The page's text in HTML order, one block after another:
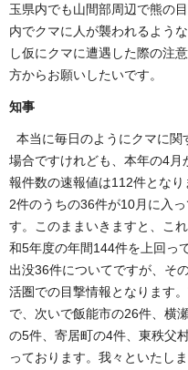
玉県内でも山間部周辺で熊の
内でクマに人が襲われるよう
し仮にクマに遭遇した際の注
方からお願いしたいです。
知事
本当に毎日のようにクマに
場合ですけれども、本年の4
報件数の速報値は112件とな
2件のうちの36件が10月に入
す。このままいきますと、こ
和5年度の年間144件を上回っ
出没36件についてですが、そ
活圏での目撃情報となります
で、次いで飯能市の26件、横
の5件、寄居町の4件、東秩父
っております。我々といたし